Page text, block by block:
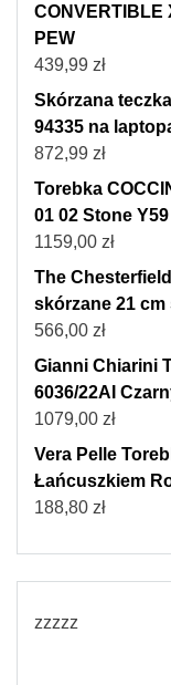
CONVERTIBLE
PEW
439,99 zł
Skórzana
94335 na
872,99 zł
Torebka
01 02 Stone Y59
1159,00 zł
The
skórzane 21 cm
566,00 zł
Gianni Chiarini
6036/22AI
1079,00 zł
Vera Pelle
Łańcuszkiem
188,80 zł
zzzzz